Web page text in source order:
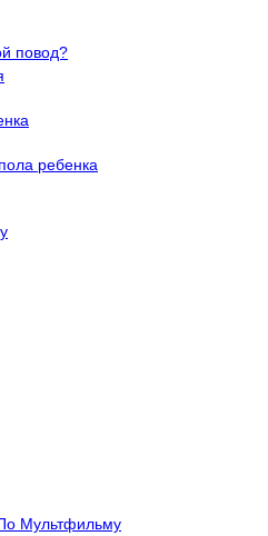
повод?
ребенка
Мультфильму